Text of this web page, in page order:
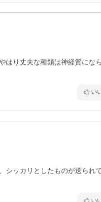
はり丈夫な種類は神経質にな
い
シッカリとしたものが送られ
い